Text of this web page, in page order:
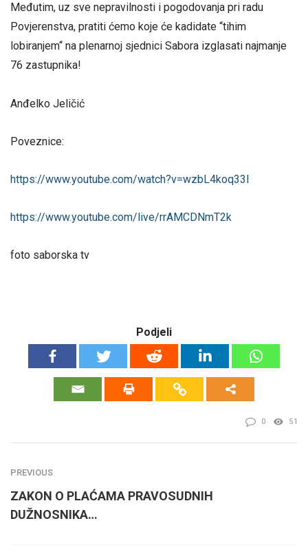
Međutim, uz sve nepravilnosti i pogodovanja pri radu
Povjerenstva, pratiti ćemo koje će kadidate “tihim
lobiranjem“ na plenarnoj sjednici Sabora izglasati najmanje
76 zastupnika!
Anđelko Jeličić
Poveznice:
https://www.youtube.com/watch?v=wzbL4koq33I
https://www.youtube.com/live/rrAMCDNmT2k
foto saborska tv
Podjeli
0 51
PREVIOUS
ZAKON O PLAĆAMA PRAVOSUDNIH
DUŽNOSNIKA…